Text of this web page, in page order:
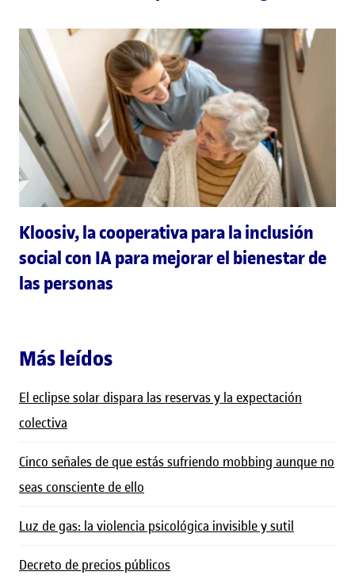
Kloosiv, la cooperativa para la inclusión
social con IA para mejorar el bienestar de
las personas
Más leídos
El eclipse solar dispara las reservas y la expectación
colectiva
Cinco señales de que estás sufriendo mobbing aunque no
seas consciente de ello
Luz de gas: la violencia psicológica invisible y sutil
Decreto de precios públicos